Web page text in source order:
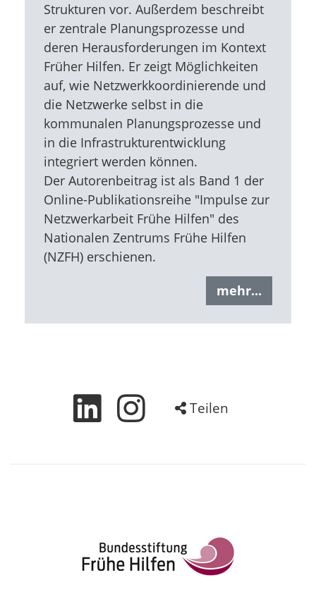
Strukturen vor. Außerdem beschreibt
er zentrale Planungsprozesse und
deren Herausforderungen im Kontext
Früher Hilfen. Er zeigt Möglichkeiten
auf, wie Netzwerkkoordinierende und
die Netzwerke selbst in die
kommunalen Planungsprozesse und
in die Infrastrukturentwicklung
integriert werden können.
Der Autorenbeitrag ist als Band 1 der
Online-Publikationsreihe "Impulse zur
Netzwerkarbeit Frühe Hilfen" des
Nationalen Zentrums Frühe Hilfen
(NZFH) erschienen.
mehr...
Teilen